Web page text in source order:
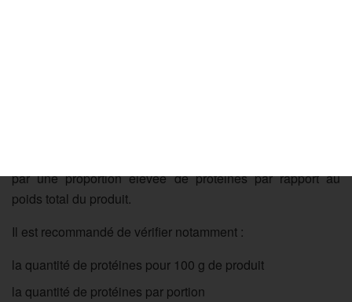
par une proportion élevée de protéines par rapport au
poids total du produit.
Il est recommandé de vérifier notamment :
la quantité de protéines pour 100 g de produit
la quantité de protéines par portion